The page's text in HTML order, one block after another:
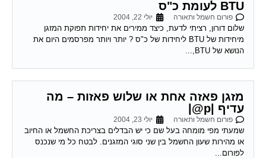
BTU לעומת כ"ס
פורום חשמל ותאורה יולי 22, 2004
שלום דורון, רציתי לדעת, כיצד ממירים את יחידות תפוקת המזגן
מיחידות של BTU ליחידות של כ"ס ? יותר ויותר מפרסמים היום את
הנושא של BTU,...
מזגן פאזה אחת או שלוש פאזות – מה
עדיף |p@|
פורום חשמל ותאורה יולי 23, 2004
שמעתי מפי מומחה בעל שם כי יש הבדלים בצריכת החשמל או החיוב
או מהירות שעון החשמל בין שני סוגי המזגנים. לבטח כל מי שנכנס
לפורום...